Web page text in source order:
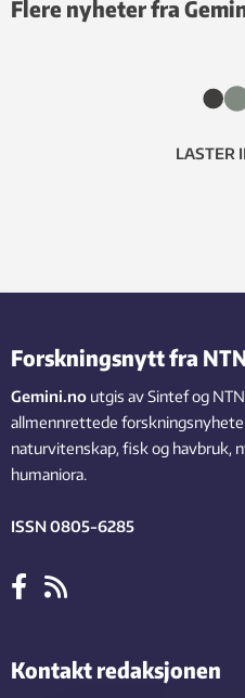
Flere nyheter fra
LASTER
Forskningsnytt fra
Gemini.no utgis av Sintef og
allmennrettede
naturvitenskap, fisk og havbruk,
humaniora.
ISSN 0805-6285
Kontakt redaksjonen